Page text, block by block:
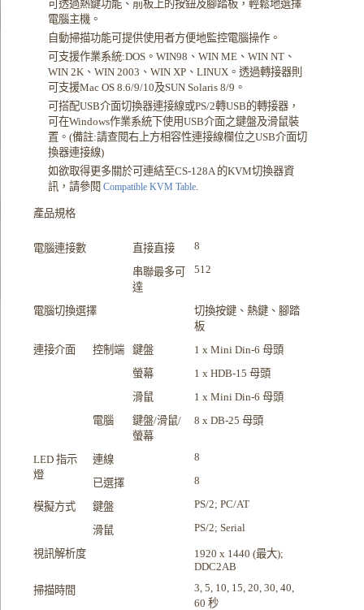
可透過熱鍵功能、前板上的按鈕及腳踏板，輕鬆地選擇
電腦主機。
自動掃描功能可提供使用者方便地監控電腦操作。
可支援作業系統:DOS。WIN98、WIN ME、WIN NT、
WIN 2K、WIN 2003、WIN XP、LINUX。透過轉接器則
可支援Mac OS 8.6/9/10及SUN Solaris 8/9。
可搭配USB介面切換器連接線或PS/2轉USB的轉接器，
可在Windows作業系統下使用USB介面之鍵盤及滑鼠裝
置。(備註:請查閱右上方相容性連接線欄位之USB介面切
換器連接線)
如欲取得更多關於可連結至CS-128A 的KVM切換器資
訊，請參閱 Compatible KVM Table
產品規格
電腦連接數 直接直接 8
串聯最多可
達
512
電腦切換選擇
切換按鍵、熱鍵、腳踏
板
連接介面
控制端 鍵盤
1 x Mini Din-6 母頭
螢幕
1 x HDB-15 母頭
滑鼠
1 x Mini Din-6 母頭
電腦
鍵盤/滑鼠/
螢幕
8 x DB-25 母頭
LED 指示
燈
連線 8
已選擇 8
模擬方式 鍵盤 PS/2; PC/AT
滑鼠 PS/2; Serial
視訊解析度
1920 x 1440 (最大);
DDC2AB
掃描時間
3, 5, 10, 15, 20, 30, 40,
60 秒